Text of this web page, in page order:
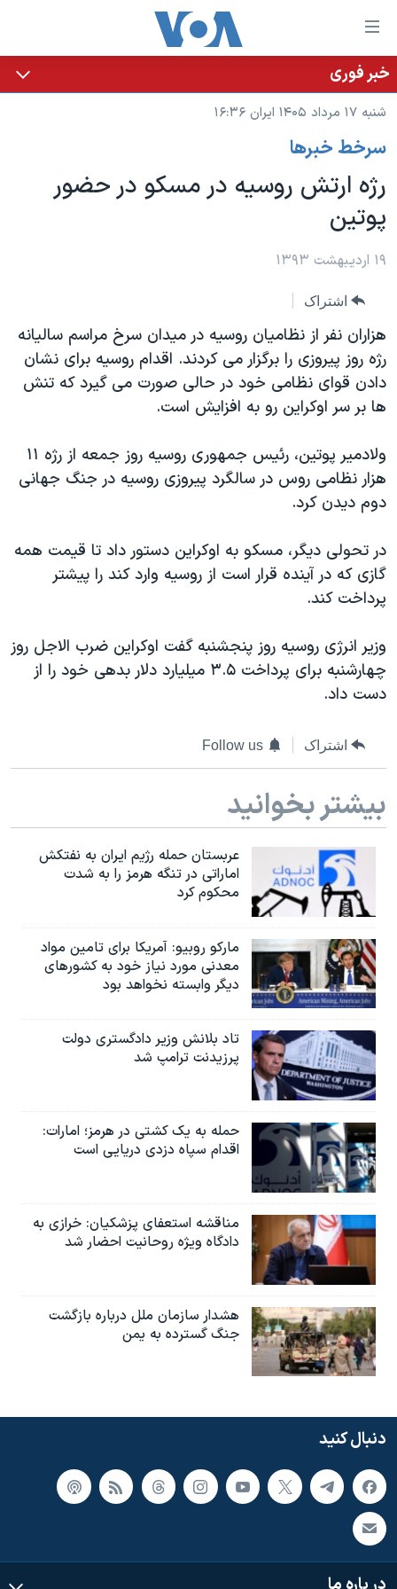
لینکهای
قابل
دسترسی
جهش
محتوای
اصلی
جهش
به
صفحه
اصلی
جهش
جستجو
خانه
نسخه سبک وب‌سایت
موضوع ها
ایران
آمریکا
جهان
ویدیوها
فرهنگ و زندگی
اقتصادی
علم و فناوری
اسرائیل در جنگ
گالری عکس
آرشیو پخش زنده
برنامه های تلویزیونی
جدول برنامه ها
صفحه‌های ویژه
بایگانی برنامه‌های تلویزیونی
مستندها
انتخابات ریاست جمهوری آمریکا ۲۰۲۴
حمله جمهوری اسلامی به اسرائیل
رمز مهسا
ورزش زنان در ایران
اعتراضات زن، زندگی، آزادی
مجموعه مستندهای دادخواهی
تریبونال مردمی آبان ۹۸
دادگاه حمید نوری
چهل سال گروگان‌گیری
اعتراضات مردمی آبان ۹۸
اسرائیل در جنگ
نرگس محمدی برنده جایزه نوبل صلح
همایش محافظه‌کاران آمریکا «سی‌پک»
صفحه‌های ویژه
یادگیری زبان انگلیسی
دنبال کنید
خبر فوری
شنبه ۱۷ مرداد ۱۴۰۵ ایران ۱۶:۳۶
سرخط خبرها
رژه ارتش روسیه در مسکو در حضور
پوتین
۱۹ اردیبهشت ۱۳۹۳
اشتراک
هزاران نفر از نظامیان روسیه در میدان سرخ مراسم سالیانه
رژه روز پیروزی را برگزار می کردند. اقدام روسیه برای نشان
دادن قوای نظامی خود در حالی صورت می گیرد که تنش
ها بر سر اوکراین رو به افزایش است.
ولادمیر پوتین، رئیس جمهوری روسیه روز جمعه از رژه ۱۱
هزار نظامی روس در سالگرد پیروزی روسیه در جنگ جهانی
دوم دیدن کرد.
در تحولی دیگر، مسکو به اوکراین دستور داد تا قیمت همه
گازی که در آینده قرار است از روسیه وارد کند را پیشتر
پرداخت کند.
وزیر انرژی روسیه روز پنجشنبه گفت اوکراین ضرب الاجل روز
چهارشنبه برای پرداخت ۳.۵ میلیارد دلار بدهی خود را از
دست داد.
اشتراک Follow us
بیشتر بخوانید
عربستان حمله رژیم ایران به نفتکش
اماراتی در تنگه هرمز را به‌ شدت
محکوم کرد
مارکو روبیو: آمریکا برای تامین مواد
معدنی مورد نیاز خود به کشورهای
دیگر وابسته نخواهد بود
تاد بلانش وزیر دادگستری دولت
پرزیدنت ترامپ شد
حمله به یک کشتی در هرمز؛ امارات:
اقدام سپاه دزدی دریایی است
مناقشه استعفای پزشکیان: خرازی به
دادگاه ویژه روحانیت احضار شد
هشدار سازمان ملل درباره بازگشت
جنگ گسترده به یمن
دنبال کنید